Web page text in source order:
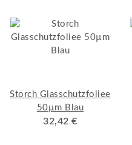
Storch Glasschutzfoliee
50µm Blau
32,42 €